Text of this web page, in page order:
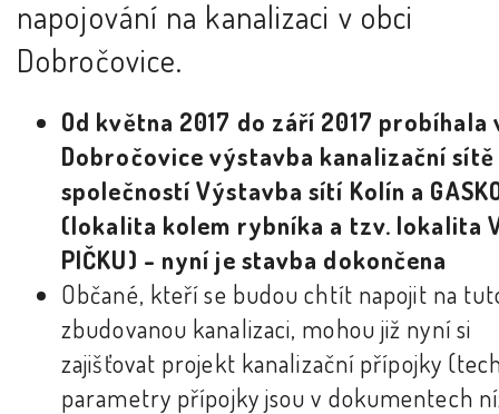
napojování na kanalizaci v obci
Dobročovice.
Od května 2017 do září 2017 probíhala
Dobročovice výstavba kanalizační sítě
společností Výstavba sítí Kolín a
(lokalita kolem rybníka a tzv. lokalita
PIČKU) - nyní je stavba dokončena
Občané, kteří se budou chtít napojit na
zbudovanou kanalizaci, mohou již nyní si
zajišťovat projekt kanalizační přípojky
parametry přípojky jsou v dokumentech